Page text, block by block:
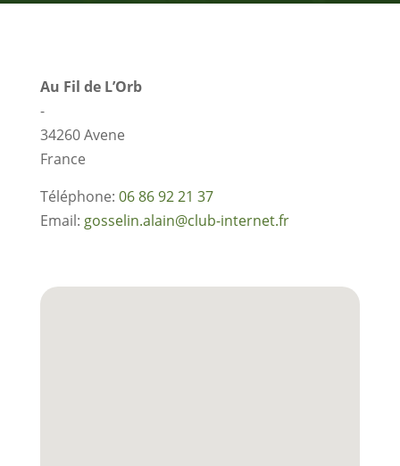
Au Fil de L’Orb
-
34260Avene
France
Téléphone: 06 86 92 21 37
Email: gosselin.alain@club-internet.fr